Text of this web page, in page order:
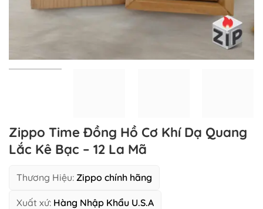
Zippo Time Đồng Hồ Cơ Khí Dạ Quang
Lắc Kê Bạc – 12 La Mã
Thương Hiệu: Zippo chính hãng
Xuất xứ: Hàng Nhập Khẩu U.S.A